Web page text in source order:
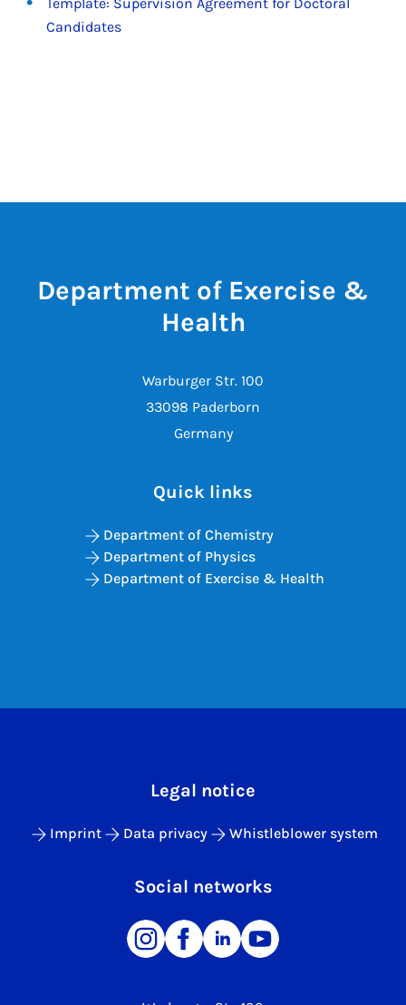
Candidates
Department of Exercise &
Health
Warburger Str. 100
33098 Paderborn
Germany
Quick links
Department of Chemistry
Department of Physics
Department of Exercise & Health
Legal notice
Imprint Data privacy Whistleblower system
Social networks